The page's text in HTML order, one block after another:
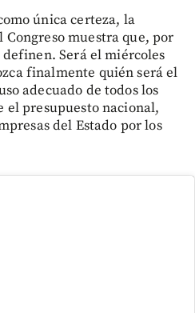
única certeza, la
muestra que, por
Será el miércoles
finalmente quién será el
adecuado de todos los
el presupuesto nacional,
del Estado por los